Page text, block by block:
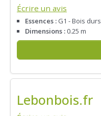
Écrire un avis
Essences : G1 - Bois durs
Dimensions : 0.25 m
Lebonbois.fr